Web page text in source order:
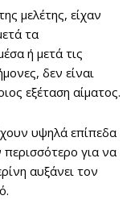
μελέτης, είχαν
τα
ή μετά τις
δεν είναι
εξέταση αίματος.
υψηλά επίπεδα
για να
αυξάνει τον